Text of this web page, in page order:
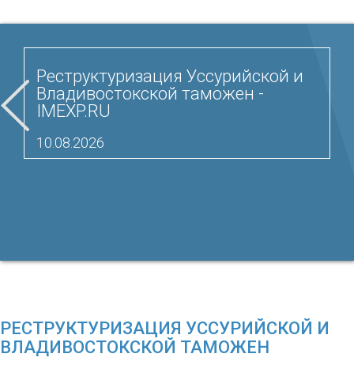
Реструктуризация Уссурийской и
Владивостокской таможен -
IMEXP.RU
10.08.2026
РЕСТРУКТУРИЗАЦИЯ УССУРИЙСКОЙ И
ВЛАДИВОСТОКСКОЙ ТАМОЖЕН